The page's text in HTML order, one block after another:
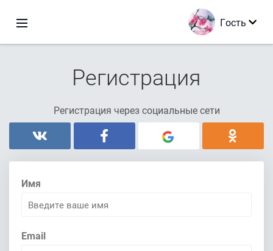
Гость
Регистрация
Регистрация через социальные сети
Имя
Email